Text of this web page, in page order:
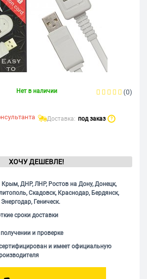
Нет в наличии (0)
Доставка: под заказ ?
ХОЧУ ДЕШЕВЛЕ!
Крым, ДНР, ЛНР, Ростов на Дону, Донецк,
Скадовск, Краснодар, Бердянск,
Геническ.
сроки доставки
и проверке
и имеет официальную